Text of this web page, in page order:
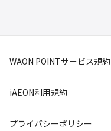
WAON POINTサービス規約
iAEON利用規約
プライバシーポリシー